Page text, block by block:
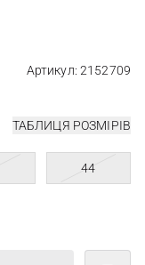
Артикул: 2152709
ТАБЛИЦЯ РОЗМІРІВ
44